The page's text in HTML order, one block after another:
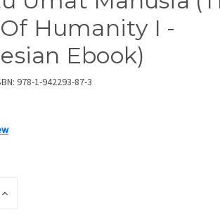
Humanity I -
Ebook)
978-1-942293-87-3
INCREASE